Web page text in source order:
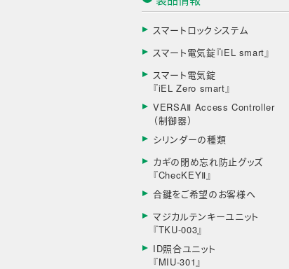
スマートロックシステム
スマート電気錠『iEL smart』
スマート電気錠
『iEL Zero smart』
VERSAⅡ Access Controller
（制御器）
シリンダーの種類
カギの閉め忘れ防止グッズ
『ChecKEYⅡ』
合鍵をご希望のお客様へ
マジカルテンキーユニット
『TKU-003』
ID照合ユニット
『MIU-301』